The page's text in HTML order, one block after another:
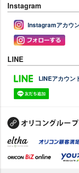
Instagram
Instagramアカウ
LINE
LINEアカウン